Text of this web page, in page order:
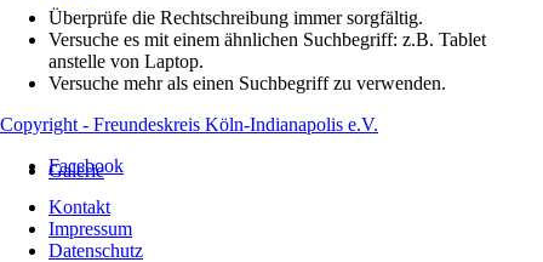
Galerie
Überprüfe die Rechtschreibung immer sorgfältig.
Versuche es mit einem ähnlichen Suchbegriff: z.B. Tablet
anstelle von Laptop.
Versuche mehr als einen Suchbegriff zu verwenden.
Copyright - Freundeskreis Köln-Indianapolis e.V.
Facebook
Kontakt
Impressum
Datenschutz